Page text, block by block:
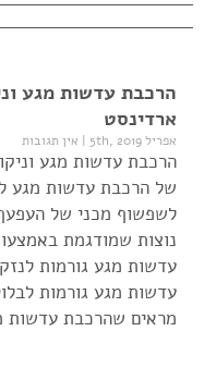
הרכבת עדשות מגע
ארדינסט
אפריל 5th, 2019 | אין תגובות
הרכבת עדשות מגע
של הרכבת עדשות מגע
לשפשוף מכני של
נוצות שמודגמת
עדשות מגע גורמות
עדשות מגע גורמות
מראים שהרכבת